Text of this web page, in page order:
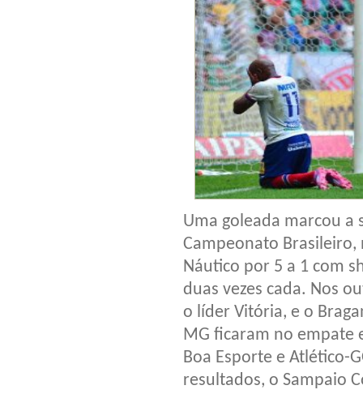
Uma goleada marcou a
Campeonato Brasileiro,
Náutico por 5 a 1 com
duas vezes cada. Nos
o líder Vitória, e o
MG ficaram no empate
Boa Esporte e Atlético-
resultados, o Sampaio